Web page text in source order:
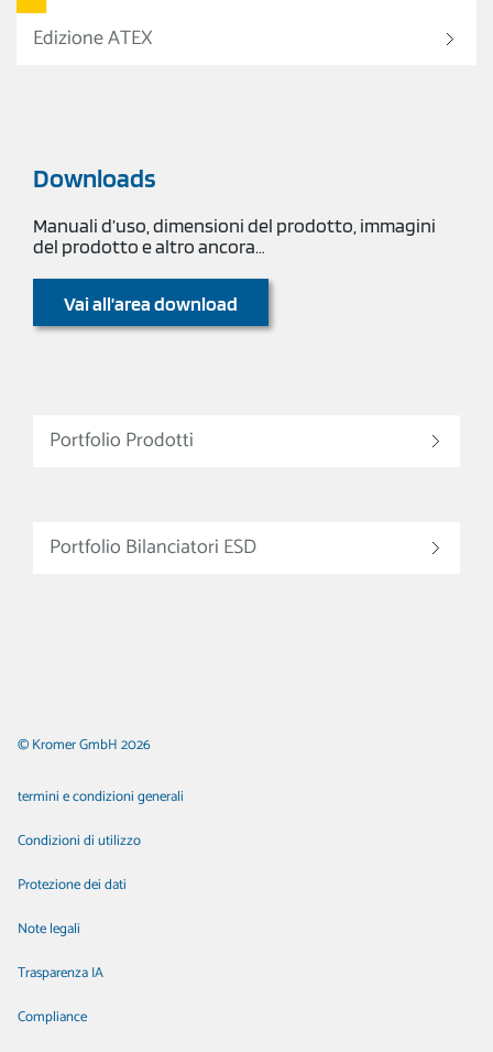
Edizione ATEX
Downloads
Manuali d’uso, dimensioni del prodotto, immagini
del prodotto e altro ancora…
Vai all’area download
Portfolio Prodotti
Portfolio Bilanciatori ESD
© Kromer GmbH 2026
termini e condizioni generali
Condizioni di utilizzo
Protezione dei dati
Note legali
Trasparenza IA
Compliance